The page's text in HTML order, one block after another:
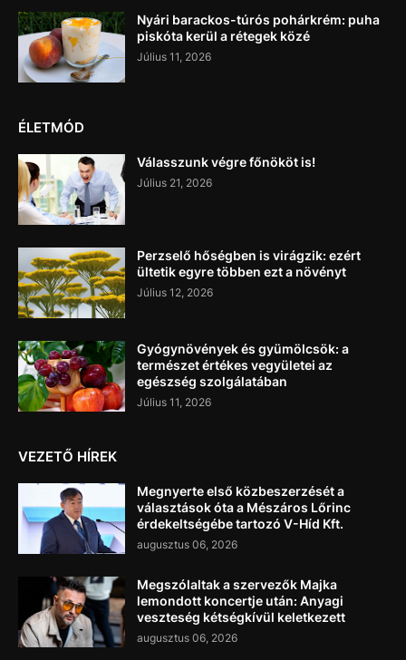
Nyári barackos-túrós pohárkrém: puha
piskóta kerül a rétegek közé
Július 11, 2026
ÉLETMÓD
Válasszunk végre főnököt is!
Július 21, 2026
Perzselő hőségben is virágzik: ezért
ültetik egyre többen ezt a növényt
Július 12, 2026
Gyógynövények és gyümölcsök: a
természet értékes vegyületei az
egészség szolgálatában
Július 11, 2026
VEZETŐ HÍREK
Megnyerte első közbeszerzését a
választások óta a Mészáros Lőrinc
érdekeltségébe tartozó V-Híd Kft.
augusztus 06, 2026
Megszólaltak a szervezők Majka
lemondott koncertje után: Anyagi
veszteség kétségkívül keletkezett
augusztus 06, 2026